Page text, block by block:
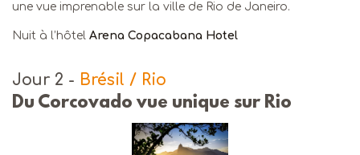
une vue imprenable sur la ville de Rio de Janeiro.
Nuit à l’hôtel Arena Copacabana Hotel
Jour 2 - Brésil / Rio
Du Corcovado vue unique sur Rio